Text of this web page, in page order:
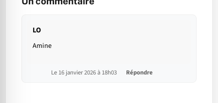
LO
Amine
Le 16 janvier 2026 à 18h03 Répondre